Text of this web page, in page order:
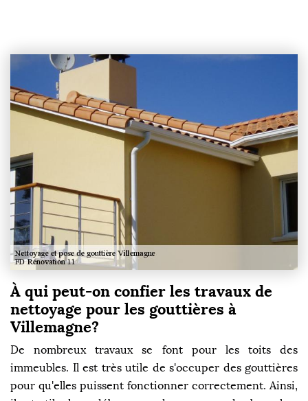
À qui peut-on confier les travaux de
nettoyage pour les gouttières à
Villemagne?
De nombreux travaux se font pour les toits des
immeubles. Il est très utile de s'occuper des gouttières
pour qu'elles puissent fonctionner correctement. Ainsi,